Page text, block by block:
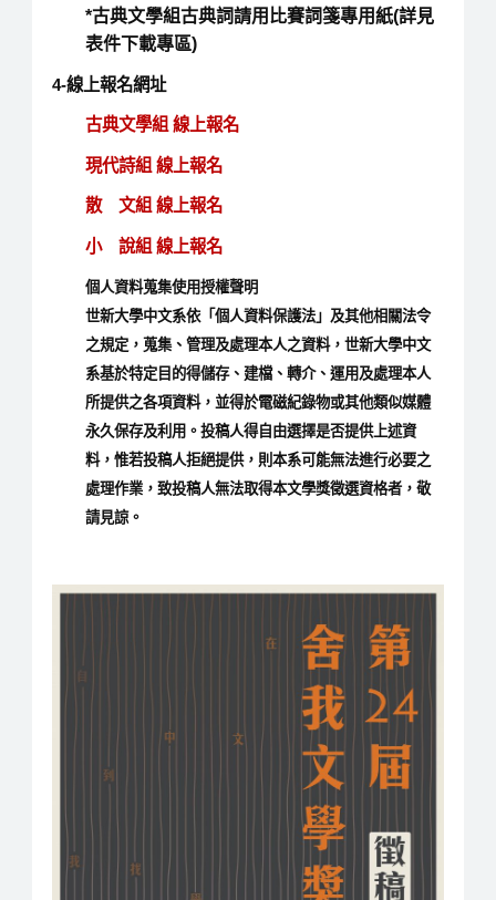
*古典文學組古典詞請用比賽詞箋專用紙(詳見
表件下載專區)
4-線上報名網址
古典文學組 線上報名
現代詩組 線上報名
散 文組 線上報名
小 說組 線上報名
個人資料蒐集使用授權聲明
世新大學中文系依「個人資料保護法」及其他相關法令
之規定，蒐集、管理及處理本人之資料，世新大學中文
系基於特定目的得儲存、建檔、轉介、運用及處理本人
所提供之各項資料，並得於電磁紀錄物或其他類似媒體
永久保存及利用。投稿人得自由選擇是否提供上述資
料，惟若投稿人拒絕提供，則本系可能無法進行必要之
處理作業，致投稿人無法取得本文學獎徵選資格者，敬
請見諒。